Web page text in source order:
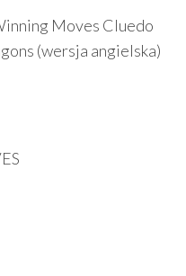
Moves Cluedo
(wersja angielska)